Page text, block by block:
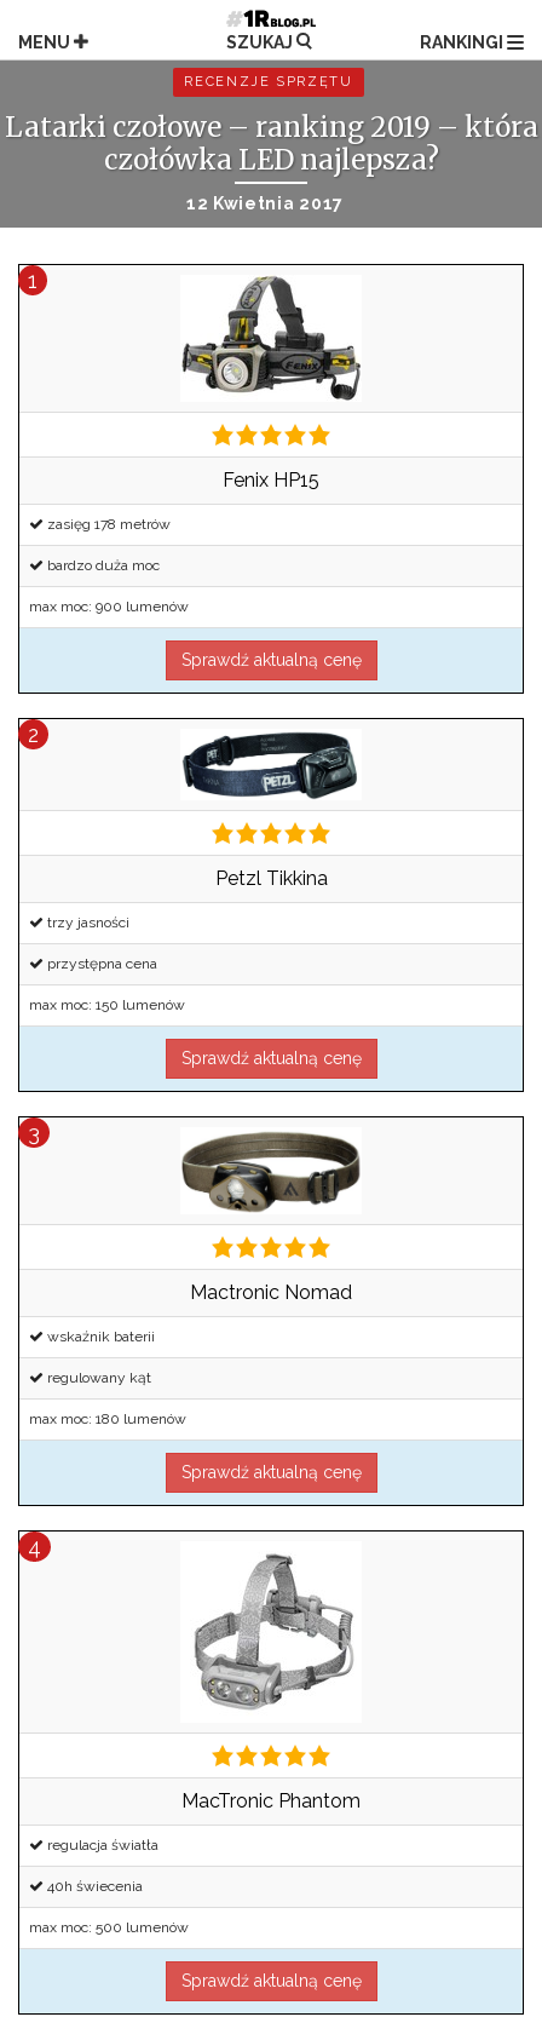
do
treści
MENU SZUKAJ RANKINGI
RECENZJE SPRZĘTU
Latarki czołowe – ranking 2019 – która
czołówka LED najlepsza?
12 Kwietnia 2017
Fenix HP15
zasięg 178 metrów
bardzo duża moc
max moc: 900 lumenów
Sprawdź aktualną cenę
Petzl Tikkina
trzy jasności
przystępna cena
max moc: 150 lumenów
Sprawdź aktualną cenę
Mactronic Nomad
wskaźnik baterii
regulowany kąt
max moc: 180 lumenów
Sprawdź aktualną cenę
MacTronic Phantom
regulacja światła
40h świecenia
max moc: 500 lumenów
Sprawdź aktualną cenę